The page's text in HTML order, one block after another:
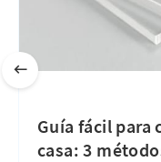
Guía fácil para
casa: 3